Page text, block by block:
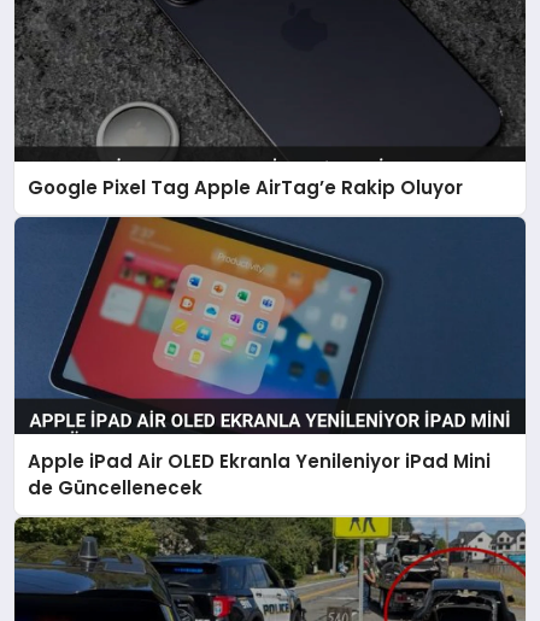
Google Pixel Tag Apple AirTag’e Rakip Oluyor
Apple iPad Air OLED Ekranla Yenileniyor iPad Mini
de Güncellenecek